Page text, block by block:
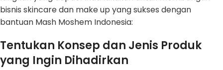
bisnis skincare dan make up yang sukses dengan
bantuan Mash Moshem Indonesia:
Tentukan Konsep dan Jenis Produk
yang Ingin Dihadirkan